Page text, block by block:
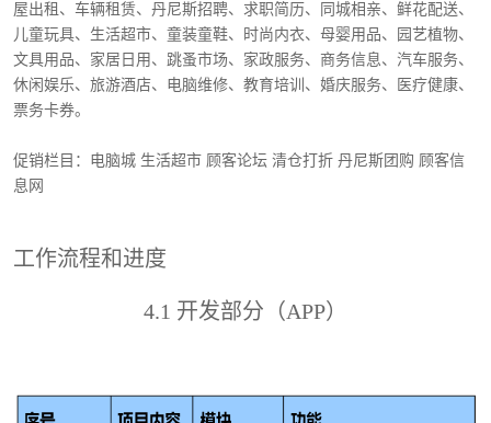
屋出租、车辆租赁、丹尼斯招聘、求职简历、同城相亲、鲜花配送、
儿童玩具、生活超市、童装童鞋、时尚内衣、母婴用品、园艺植物、
文具用品、家居日用、跳蚤市场、家政服务、商务信息、汽车服务、
休闲娱乐、旅游酒店、电脑维修、教育培训、婚庆服务、医疗健康、
票务卡券。
促销栏目：电脑城 生活超市 顾客论坛 清仓打折 丹尼斯团购 顾客信
息网
工作流程和进度
4.1 开发部分（APP）